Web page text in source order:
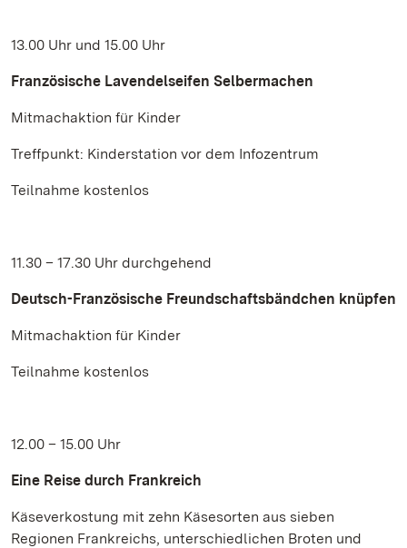
13.00 Uhr und 15.00 Uhr
Französische Lavendelseifen Selbermachen
Mitmachaktion für Kinder
Treffpunkt: Kinderstation vor dem Infozentrum
Teilnahme kostenlos
11.30 – 17.30 Uhr durchgehend
Deutsch-Französische Freundschaftsbändchen knüpfen
Mitmachaktion für Kinder
Teilnahme kostenlos
12.00 – 15.00 Uhr
Eine Reise durch Frankreich
Käseverkostung mit zehn Käsesorten aus sieben
Regionen Frankreichs, unterschiedlichen Broten und